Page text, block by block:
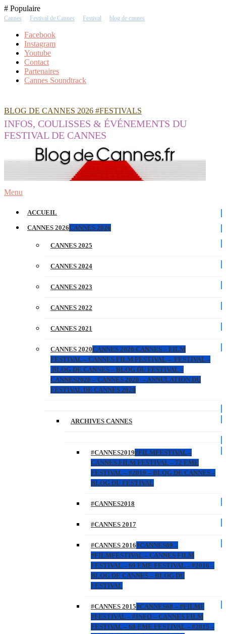
Skip
To
# Populaire
Cannes Festival de Cannes Festival blog de cannes
Facebook
Instagram
Youtube
Contact
Partenaires
Cannes Soundtrack
BLOG DE CANNES 2026 #FESTIVALS
INFOS, COULISSES & ÉVÉNEMENTS DU
FESTIVAL DE CANNES
Menu
ACCUEIL
CANNES 2026CANNES 2026
CANNES 2025
CANNES 2024
CANNES 2023
CANNES 2022
CANNES 2021
CANNES 2020CANNES 2020 CANNES – FILM
FESTIVAL – CANNES FILM FESTIVAL – FESTIVAL –
BLOG DE CANNES – BLOG DU FESTIVAL –
CANNES2020 – CANNES 2020 – ANNULATION DU
FESTIVAL DE CANNES 2020
ARCHIVES CANNES
#CANNES2019#FILMFESTIVAL –
CANNES FILM FESTIVAL – 72 EME
FESTIVAL – #2019 – BLOG DE CANNES –
BLOG DU FESTIVAL
#CANNES2018
#CANNES 2017
#CANNES 2016#CANNES69 –
#FILMFESTIVAL – CANNES FILM
FESTIVAL – 69 EME FESTIVAL – #2016 –
BLOG DE CANNES – BLOG DU
FESTIVAL
#CANNES 2015#CANNES68 – #FILMF
#FESTIVAL – #INFO – CANNES FILM
FESTIVAL – 68 EME FESTIVAL – #2015 –